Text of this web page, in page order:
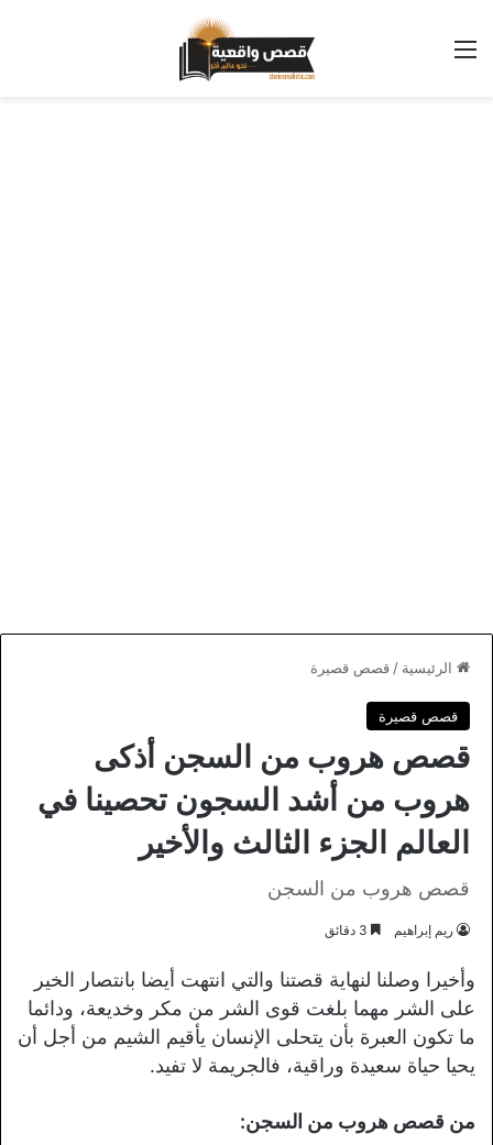
القائمة
الرئيسية / قصص قصيرة
قصص قصيرة
قصص هروب من السجن أذكى
هروب من أشد السجون تحصينا في
العالم الجزء الثالث والأخير
قصص هروب من السجن
ريم إبراهيم
وأخيرا وصلنا لنهاية قصتنا والتي انتهت أيضا بانتصار الخير
على الشر مهما بلغت قوى الشر من مكر وخديعة، ودائما
ما تكون العبرة بأن يتحلى الإنسان يأقيم الشيم من أجل أن
يحيا حياة سعيدة وراقية، فالجريمة لا تفيد.
من قصص هروب من السجن: